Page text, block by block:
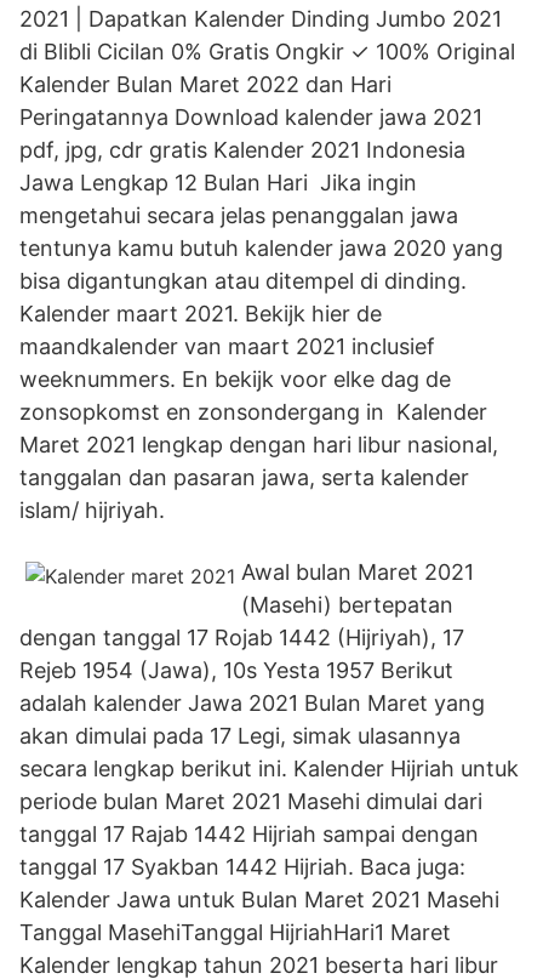
2021 | Dapatkan Kalender Dinding Jumbo 2021
di Blibli Cicilan 0% Gratis Ongkir ✓ 100% Original
Kalender Bulan Maret 2022 dan Hari
Peringatannya Download kalender jawa 2021
pdf, jpg, cdr gratis Kalender 2021 Indonesia
Jawa Lengkap 12 Bulan Hari Jika ingin
mengetahui secara jelas penanggalan jawa
tentunya kamu butuh kalender jawa 2020 yang
bisa digantungkan atau ditempel di dinding.
Kalender maart 2021. Bekijk hier de
maandkalender van maart 2021 inclusief
weeknummers. En bekijk voor elke dag de
zonsopkomst en zonsondergang in Kalender
Maret 2021 lengkap dengan hari libur nasional,
tanggalan dan pasaran jawa, serta kalender
islam/ hijriyah.
Awal bulan Maret 2021
(Masehi) bertepatan
dengan tanggal 17 Rojab 1442 (Hijriyah), 17
Rejeb 1954 (Jawa), 10s Yesta 1957 Berikut
adalah kalender Jawa 2021 Bulan Maret yang
akan dimulai pada 17 Legi, simak ulasannya
secara lengkap berikut ini. Kalender Hijriah untuk
periode bulan Maret 2021 Masehi dimulai dari
tanggal 17 Rajab 1442 Hijriah sampai dengan
tanggal 17 Syakban 1442 Hijriah. Baca juga:
Kalender Jawa untuk Bulan Maret 2021 Masehi
Tanggal MasehiTanggal HijriahHari1 Maret
Kalender lengkap tahun 2021 beserta hari libur